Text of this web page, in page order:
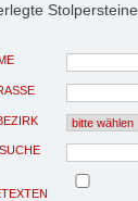
Stolpersteine